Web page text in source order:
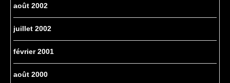
août 2002
juillet 2002
février 2001
août 2000